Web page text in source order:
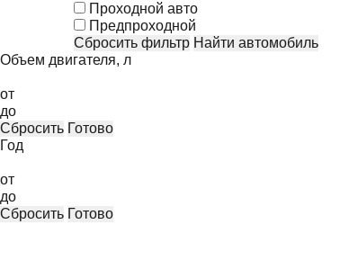
Проходной авто
Предпроходной
Сбросить фильтр
Найти автомобиль
Объем двигателя, л
от
до
Сбросить Готово
Год
от
до
Сбросить Готово